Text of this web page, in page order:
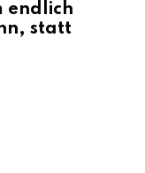
endlich
statt